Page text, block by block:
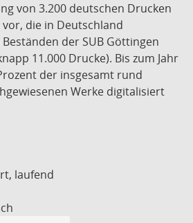
von 3.200 deutschen Drucken
die in Deutschland
der SUB Göttingen
11.000 Drucke). Bis zum Jahr
der insgesamt rund
Werke digitalisiert
laufend